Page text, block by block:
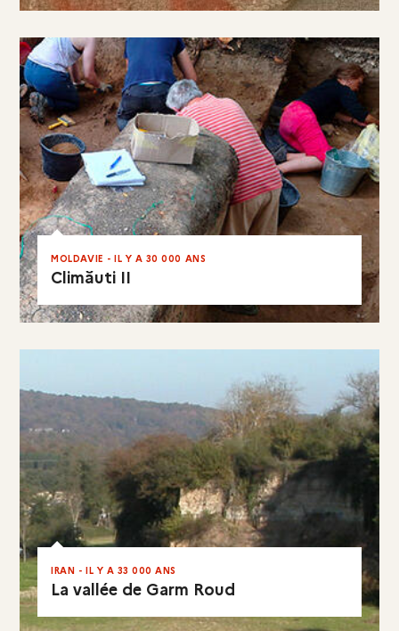
EN RÉSUMÉ
Climăuti II
MOLDAVIE - IL Y A 30 000 ANS
EN RÉSUMÉ
La vallée de Garm Roud
IRAN - IL Y A 33 000 ANS